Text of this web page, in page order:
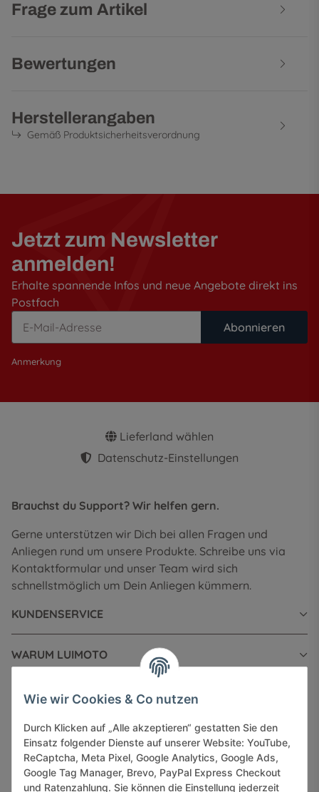
Frage zum Artikel
Bewertungen
Herstellerangaben
Gemäß Produktsicherheitsverordnung
Jetzt zum Newsletter
anmelden!
Erhalte spannende Infos und neue Angebote direkt ins
Postfach
Abonnieren
Anmerkung
Lieferland wählen
Datenschutz-Einstellungen
Brauchst du Support? Wir helfen gern.
Gerne unterstützen wir Dich bei allen Fragen und
Anliegen rund um unsere Produkte. Schreibe uns via
Kontaktformular und unser Team wird sich
schnellstmöglich um Dein Anliegen kümmern.
KUNDENSERVICE
WARUM LUIMOTO
INFORMATIONEN
GESETZLICHE INFORMATIONEN
Wie wir Cookies & Co nutzen
Durch Klicken auf „Alle akzeptieren“ gestatten Sie den
Einsatz folgender Dienste auf unserer Website: YouTube,
ReCaptcha, Meta Pixel, Google Analytics, Google Ads,
Google Tag Manager, Brevo, PayPal Express Checkout
und Ratenzahlung. Sie können die Einstellung jederzeit